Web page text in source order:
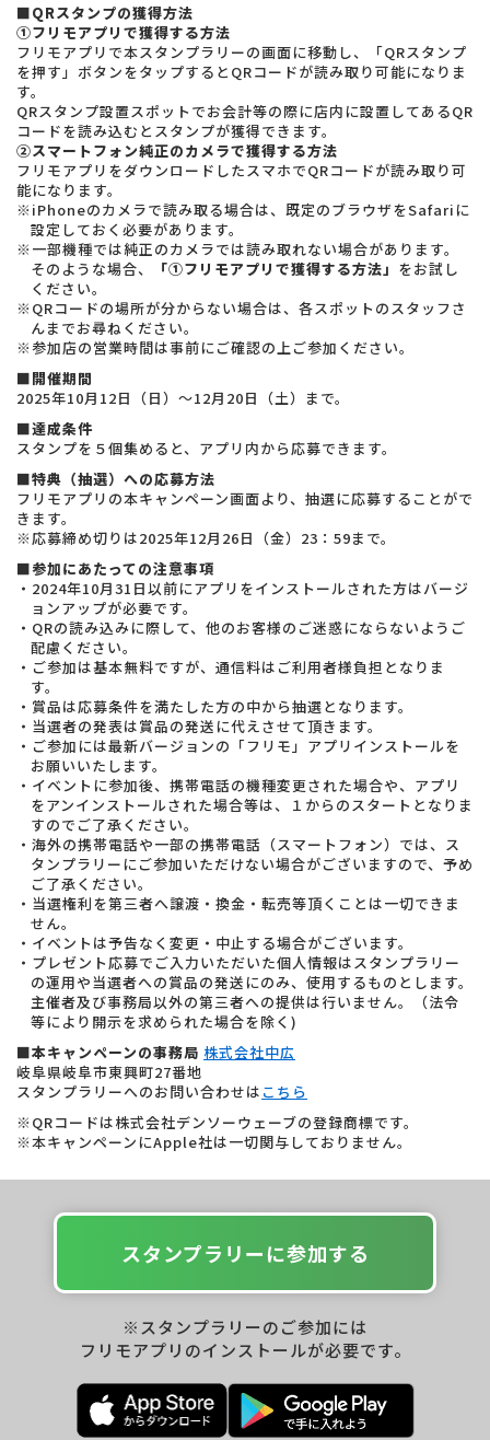
■QRスタンプの獲得方法
➀フリモアプリで獲得する方法
フリモアプリで本スタンプラリーの画面に移動し、「QRスタンプ
を押す」ボタンをタップするとQRコードが読み取り可能になりま
す。
QRスタンプ設置スポットでお会計等の際に店内に設置してあるQR
コードを読み込むとスタンプが獲得できます。
➁スマートフォン純正のカメラで獲得する方法
フリモアプリをダウンロードしたスマホでQRコードが読み取り可
能になります。
※iPhoneのカメラで読み取る場合は、既定のブラウザをSafariに
設定しておく必要があります。
※一部機種では純正のカメラでは読み取れない場合があります。
そのような場合、
「➀フリモアプリで獲得する方法」 をお試し
ください。
※QRコードの場所が分からない場合は、各スポットのスタッフさ
んまでお尋ねください。
※参加店の営業時間は事前にご確認の上ご参加ください。
■開催期間
2025年10月12日（日）～12月20日（土）まで。
■達成条件
スタンプを５個集めると、アプリ内から応募できます。
■特典（抽選）への応募方法
フリモアプリの本キャンペーン画面より、抽選に応募することがで
きます。
※応募締め切りは2025年12月26日（金）23：59まで。
■参加にあたっての注意事項
・2024年10月31日以前にアプリをインストールされた方はバージ
ョンアップが必要です。
・QRの読み込みに際して、他のお客様のご迷惑にならないようご
配慮ください。
・ご参加は基本無料ですが、通信料はご利用者様負担となりま
す。
・賞品は応募条件を満たした方の中から抽選となります。
・当選者の発表は賞品の発送に代えさせて頂きます。
・ご参加には最新バージョンの「フリモ」アプリインストールを
お願いいたします。
・イベントに参加後、携帯電話の機種変更された場合や、アプリ
をアンインストールされた場合等は、１からのスタートとなりま
すのでご了承ください。
・海外の携帯電話や一部の携帯電話（スマートフォン）では、ス
タンプラリーにご参加いただけない場合がございますので、予め
ご了承ください。
・当選権利を第三者へ譲渡・換金・転売等頂くことは一切できま
せん。
・イベントは予告なく変更・中止する場合がございます。
・プレゼント応募でご入力いただいた個人情報はスタンプラリー
の運用や当選者への賞品の発送にのみ、使用するものとします。
主催者及び事務局以外の第三者への提供は行いません。（法令
等により開示を求められた場合を除く)
■本キャンペーンの事務局 株式会社中広
岐阜県岐阜市東興町27番地
スタンプラリーへのお問い合わせは こちら
※QRコードは株式会社デンソーウェーブの登録商標です。
※本キャンペーンにApple社は一切関与しておりません。
スタンプラリーに参加する
※スタンプラリーのご参加には
フリモアプリのインストールが必要です。